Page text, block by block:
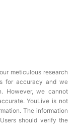
meticulous research
for accuracy and we
However, we cannot
YouLive is not
The information
should verify the